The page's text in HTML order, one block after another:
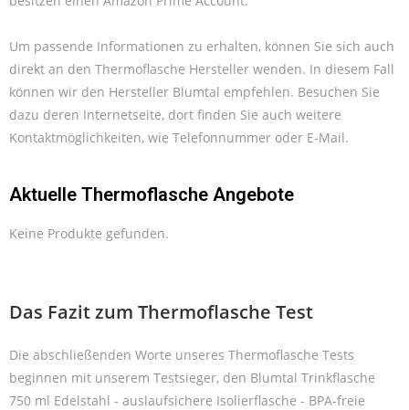
Um passende Informationen zu erhalten, können Sie sich auch
direkt an den Thermoflasche Hersteller wenden. In diesem Fall
können wir den Hersteller Blumtal empfehlen. Besuchen Sie
dazu deren Internetseite, dort finden Sie auch weitere
Kontaktmöglichkeiten, wie Telefonnummer oder E-Mail.
Aktuelle Thermoflasche Angebote
Keine Produkte gefunden.
Das Fazit zum Thermoflasche Test
Die abschließenden Worte unseres Thermoflasche Tests
beginnen mit unserem Testsieger, den Blumtal Trinkflasche
750 ml Edelstahl - auslaufsichere Isolierflasche - BPA-freie